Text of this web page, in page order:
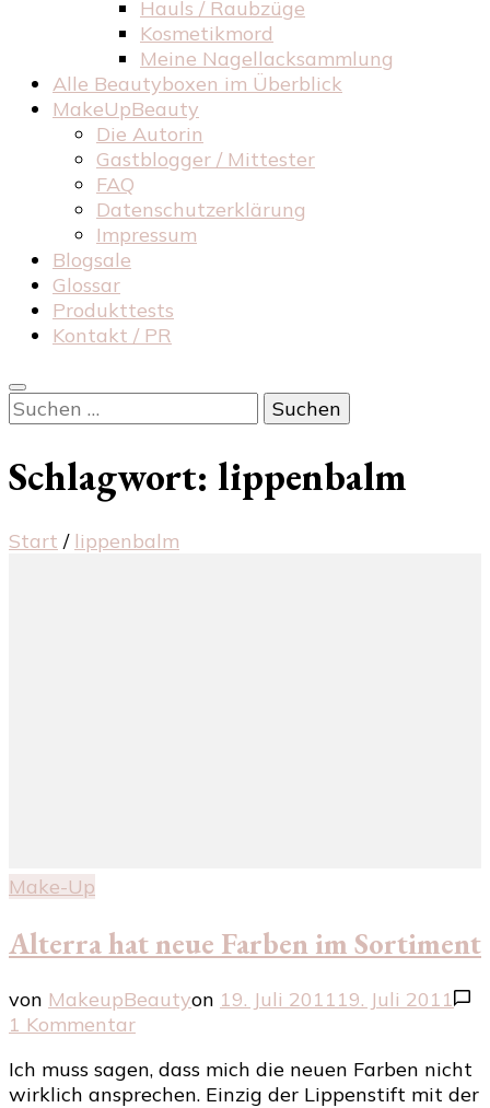
Hauls / Raubzüge
Kosmetikmord
Meine Nagellacksammlung
Alle Beautyboxen im Überblick
MakeUpBeauty
Die Autorin
Gastblogger / Mittester
FAQ
Datenschutzerklärung
Impressum
Blogsale
Glossar
Produkttests
Kontakt / PR
Suchen
nach:
Schlagwort: lippenbalm
Start / lippenbalm
Make-Up
Alterra hat neue Farben im Sortiment
von MakeupBeautyon 19. Juli 201119. Juli 2011
1 Kommentarzu
hat
neue
Ich muss sagen, dass mich die neuen Farben nicht
wirklich ansprechen. Einzig der Lippenstift mit der